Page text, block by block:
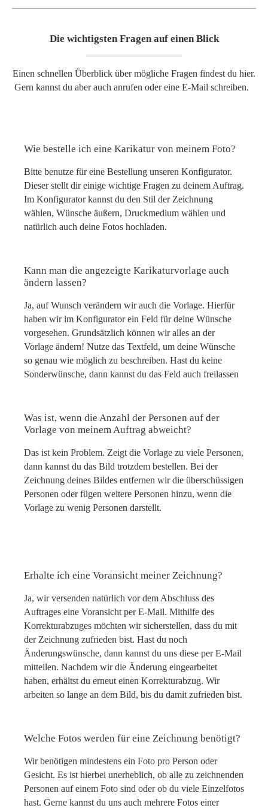
Die wichtigsten Fragen auf einen Blick
Einen schnellen Überblick über mögliche Fragen findest du hier.
Gern kannst du aber auch anrufen oder eine E-Mail schreiben.
Wie bestelle ich eine Karikatur von meinem Foto?
Bitte benutze für eine Bestellung unseren Konfigurator.
Dieser stellt dir einige wichtige Fragen zu deinem Auftrag.
Im Konfigurator kannst du den Stil der Zeichnung
wählen, Wünsche äußern, Druckmedium wählen und
natürlich auch deine Fotos hochladen.
Kann man die angezeigte Karikaturvorlage auch
ändern lassen?
Ja, auf Wunsch verändern wir auch die Vorlage. Hierfür
haben wir im Konfigurator ein Feld für deine Wünsche
vorgesehen. Grundsätzlich können wir alles an der
Vorlage ändern! Nutze das Textfeld, um deine Wünsche
so genau wie möglich zu beschreiben. Hast du keine
Sonderwünsche, dann kannst du das Feld auch freilassen
Was ist, wenn die Anzahl der Personen auf der
Vorlage von meinem Auftrag abweicht?
Das ist kein Problem. Zeigt die Vorlage zu viele Personen,
dann kannst du das Bild trotzdem bestellen. Bei der
Zeichnung deines Bildes entfernen wir die überschüssigen
Personen oder fügen weitere Personen hinzu, wenn die
Vorlage zu wenig Personen darstellt.
Erhalte ich eine Voransicht meiner Zeichnung?
Ja, wir versenden natürlich vor dem Abschluss des
Auftrages eine Voransicht per E-Mail. Mithilfe des
Korrekturabzuges möchten wir sicherstellen, dass du mit
der Zeichnung zufrieden bist. Hast du noch
Änderungswünsche, dann kannst du uns diese per E-Mail
mitteilen. Nachdem wir die Änderung eingearbeitet
haben, erhältst du erneut einen Korrekturabzug. Wir
arbeiten so lange an dem Bild, bis du damit zufrieden bist.
Welche Fotos werden für eine Zeichnung benötigt?
Wir benötigen mindestens ein Foto pro Person oder
Gesicht. Es ist hierbei unerheblich, ob alle zu zeichnenden
Personen auf einem Foto sind oder ob du viele Einzelfotos
hast. Gerne kannst du uns auch mehrere Fotos einer